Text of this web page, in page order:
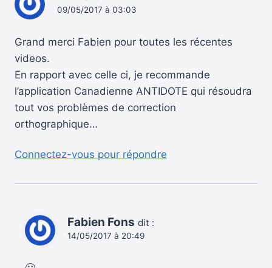
09/05/2017 à 03:03
Grand merci Fabien pour toutes les récentes
videos.
En rapport avec celle ci, je recommande
l’application Canadienne ANTIDOTE qui résoudra
tout vos problèmes de correction
orthographique…
Connectez-vous pour répondre
Fabien Fons dit :
14/05/2017 à 20:49